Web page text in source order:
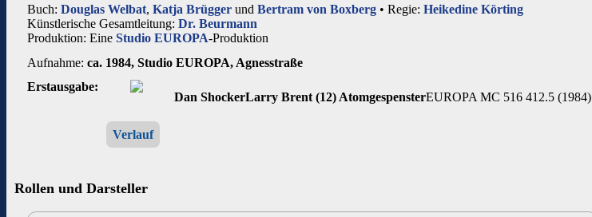
Buch: Douglas Welbat, Katja Brügger und Bertram von Boxberg • Regie: Heikedine Körting
Künstlerische Gesamtleitung: Dr. Beurmann
Produktion: Eine Studio EUROPA-Produktion
Aufnahme: ca. 1984, Studio EUROPA, Agnesstraße
Erstausgabe:
Dan ShockerLarry Brent (12) AtomgespensterEUROPA MC 516 412.5 (1984)
Verlauf
Rollen und Darsteller